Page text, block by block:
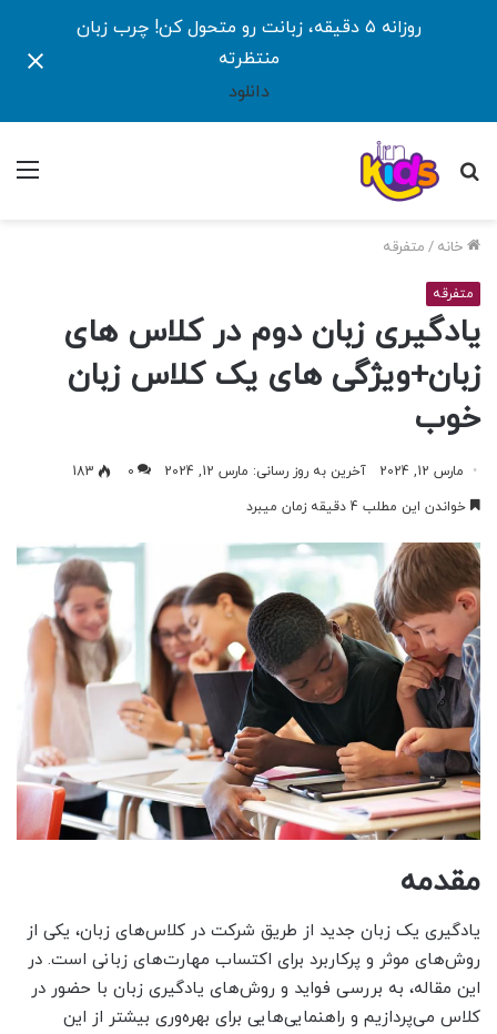
روزانه ۵ دقیقه، زبانت رو متحول کن! چرب زبان
منتظرته
دانلود
جستجو
خانه / متفرقه
متفرقه
یادگیری زبان دوم در کلاس های
زبان+ویژگی های یک کلاس زبان
خوب
مارس 12, 2024 آخرین به روز رسانی: مارس 12, 2024 0
183
خواندن این مطلب 4 دقیقه زمان میبرد
مقدمه
یادگیری یک زبان جدید از طریق شرکت در کلاس‌های زبان، یکی از
روش‌های موثر و پرکاربرد برای اکتساب مهارت‌های زبانی است. در
این مقاله، به بررسی فواید و روش‌های یادگیری زبان با حضور در
کلاس می‌پردازیم و راهنمایی‌هایی برای بهره‌وری بیشتر از این